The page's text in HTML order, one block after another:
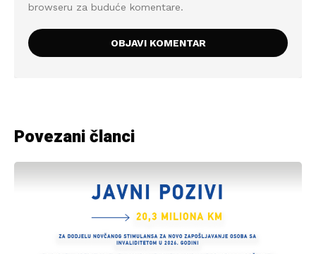
browseru za buduće komentare.
Povezani članci